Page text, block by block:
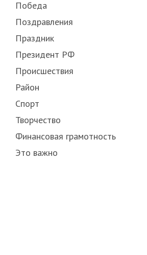
Победа
Поздравления
Праздник
Президент РФ
Происшествия
Район
Спорт
Творчество
Финансовая грамотность
Это важно